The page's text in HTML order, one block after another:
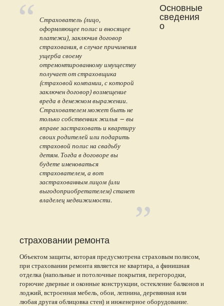
Страхователь (лицо,
оформляющее полис и вносящее
платежи), заключив договор
страхования, в случае причинения
ущерба своему
отремонтированному имуществу
получает от страховщика
(страховой компании, с которой
заключен договор) возмещение
вреда в денежном выражении.
Страхователем может быть не
только собственник жилья — вы
вправе застраховать и квартиру
своих родителей или подарить
страховой полис на свадьбу
детям. Тогда в договоре вы
будете именоваться
страхователем, а вот
застрахованным лицом (или
выгодоприобретателем) станет
владелец недвижимости.
Основные
сведения
о
страховании ремонта
Объектом защиты, которая предусмотрена страховым полисом,
при страховании ремонта является не квартира, а финишная
отделка (напольные и потолочные покрытия, перегородки,
горючие дверные и оконные конструкции, остекление балконов и
лоджий, встроенная мебель, обои, лепнина, деревянная или
любая другая облицовка стен) и инженерное оборудование.